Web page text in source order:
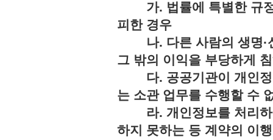
가. 법률에 특별한 규정
피한 경우
나. 다른 사람의 생명·
그 밖의 이익을 부당하게
다. 공공기관이 개인정
는 소관 업무를 수행할 수
라. 개인정보를 처리하
하지 못하는 등 계약의 이